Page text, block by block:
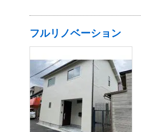
フルリノベーション
玄関 外壁